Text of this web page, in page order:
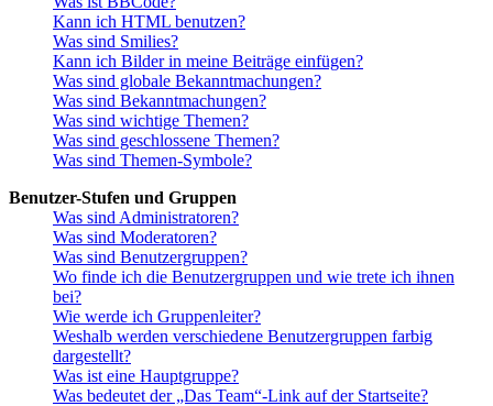
Kann ich HTML benutzen?
Was sind Smilies?
Kann ich Bilder in meine Beiträge einfügen?
Was sind globale Bekanntmachungen?
Was sind Bekanntmachungen?
Was sind wichtige Themen?
Was sind geschlossene Themen?
Was sind Themen-Symbole?
Benutzer-Stufen und Gruppen
Was sind Administratoren?
Was sind Moderatoren?
Was sind Benutzergruppen?
Wo finde ich die Benutzergruppen und wie trete ich ihnen
bei?
Wie werde ich Gruppenleiter?
Weshalb werden verschiedene Benutzergruppen farbig
dargestellt?
Was ist eine Hauptgruppe?
Was bedeutet der „Das Team“-Link auf der Startseite?